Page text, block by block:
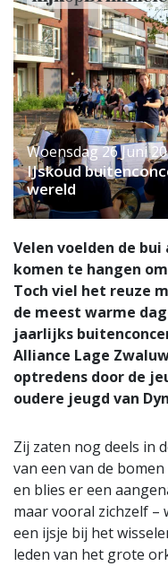
Woensdag 26 Juni
IJskoud
wereld
Velen voelden de
komen te hangen
Toch viel het reuze
de meest warme
jaarlijks
Alliance Lage
optredens door de
oudere jeugd van
Zij zaten nog deels in
van een van de
en blies er een
maar vooral zichzelf –
een ijsje bij het
leden van het grote